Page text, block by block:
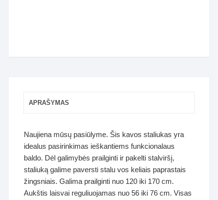
APRAŠYMAS
Naujiena mūsų pasiūlyme. Šis kavos staliukas yra
idealus pasirinkimas ieškantiems funkcionalaus
baldo. Dėl galimybės prailginti ir pakelti stalviršį,
staliuką galime paversti stalu vos keliais paprastais
žingsniais. Galima prailginti nuo 120 iki 170 cm.
Aukštis laisvai reguliuojamas nuo 56 iki 76 cm. Visas